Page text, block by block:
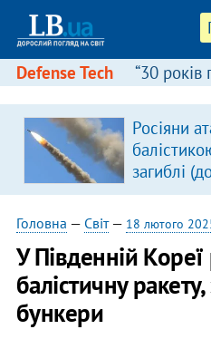
Defense Tech “30 років
Росіяни
загиблі
Головна — Світ— 18 лютого
У Південній
балістичну
бункери